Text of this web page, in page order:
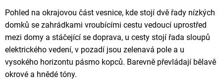
Pohled na okrajovou část vesnice, kde stojí dvě řady nízkých
domků se zahrádkami vroubícími cestu vedoucí uprostřed
mezi domy a stáčející se doprava, u cesty stojí řada sloupů
elektrického vedení, v pozadí jsou zelenavá pole a u
vysokého horizontu pásmo kopců. Barevně převládají bělavě
okrové a hnědé tóny.